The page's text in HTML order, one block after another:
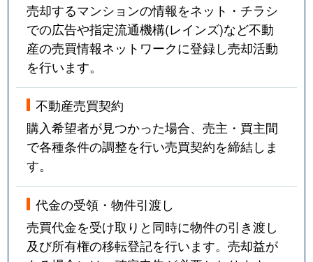
福栄
1,200万円 行徳
徒歩14分
福栄
3,500万円 行徳
徒歩14分
福栄
2,200万円 行徳
徒歩14分
福栄
1,900万円 行徳
徒歩15分
福栄
2,600万円 行徳
徒歩8分
福栄
3,700万円 南行徳
徒歩11分
福栄
3,000万円 南行徳
徒歩15分
福栄
4,200万円 南行徳
徒歩14分
売却するマンションの情報をネット・チラシ
での広告や指定流通機構(レインズ)など不動
産の売買情報ネットワークに登録し売却活動
を行います。
不動産売買契約
購入希望者が見つかった場合、売主・買主間
で各種条件の調整を行い売買契約を締結しま
す。
代金の受領・物件引渡し
売買代金を受け取りと同時に物件の引き渡し
及び所有権の移転登記を行います。売却益が